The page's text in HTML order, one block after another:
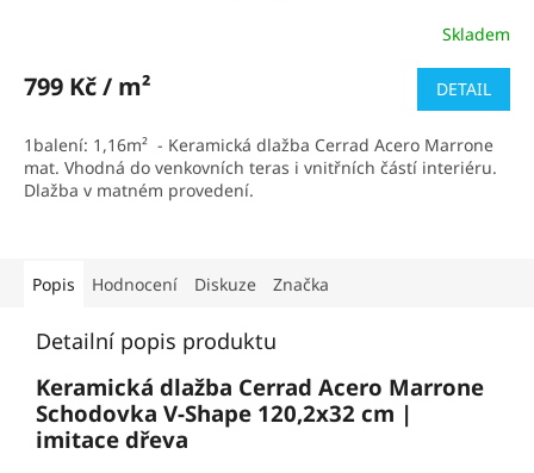
Skladem
799 Kč / m² DETAIL
1balení: 1,16m² - Keramická dlažba Cerrad Acero Marrone
mat. Vhodná do venkovních teras i vnitřních částí interiéru.
Dlažba v matném provedení.
Popis Hodnocení Diskuze Značka
Detailní popis produktu
Keramická dlažba Cerrad Acero Marrone
Schodovka V-Shape 120,2x32 cm |
imitace dřeva